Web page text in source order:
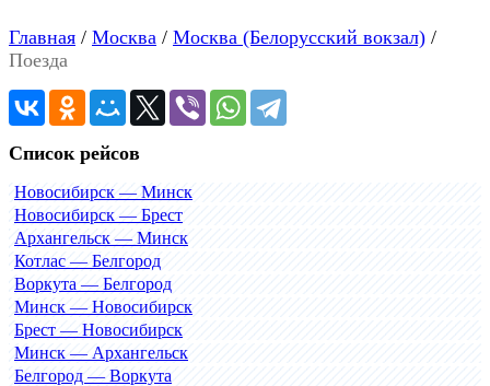
Главная Москва
Москва (Белорусский вокзал)
Поезда
Список рейсов
Новосибирск — Минск
Новосибирск — Брест
Архангельск — Минск
Котлас — Белгород
Воркута — Белгород
Минск — Новосибирск
Брест — Новосибирск
Минск — Архангельск
Белгород — Воркута